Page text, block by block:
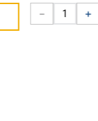
＋
－